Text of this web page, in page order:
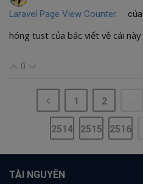
Laravel Page View Counter
của
hóng tust của bác viết về cái này
0
1 2
2514 2515 2516
TÀI NGUYÊN